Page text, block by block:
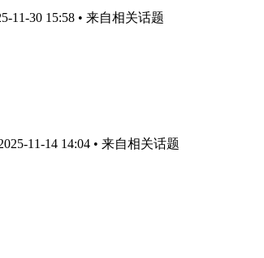
11-30 15:58 • 来自相关话题
11-14 14:04 • 来自相关话题